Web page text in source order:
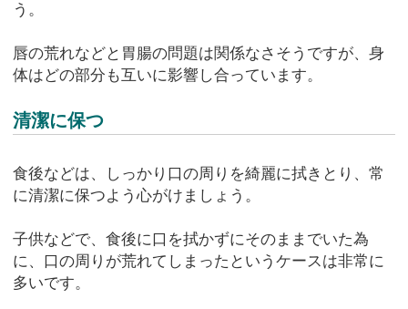
う。
唇の荒れなどと胃腸の問題は関係なさそうですが、身
体はどの部分も互いに影響し合っています。
清潔に保つ
食後などは、しっかり口の周りを綺麗に拭きとり、常
に清潔に保つよう心がけましょう。
子供などで、食後に口を拭かずにそのままでいた為
に、口の周りが荒れてしまったというケースは非常に
多いです。